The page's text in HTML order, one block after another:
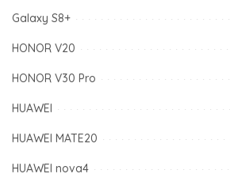
Galaxy S8+
HONOR V20
HONOR V30 Pro
HUAWEI
HUAWEI MATE20
HUAWEI nova4